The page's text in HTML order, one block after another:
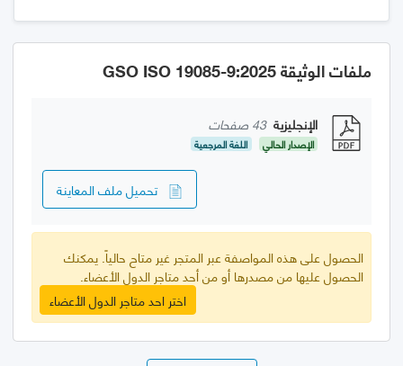
ملفات الوثيقة GSO ISO 19085-9:2025
الإنجليزية 43 صفحات
الإصدار الحالي اللغة المرجعية
تحميل ملف المعاينة
الحصول على هذه المواصفة عبر المتجر غير متاح حالياً. يمكنك
الحصول عليها من مصدرها أو من أحد متاجر الدول الأعضاء.
اختر احد متاجر الدول الأعضاء